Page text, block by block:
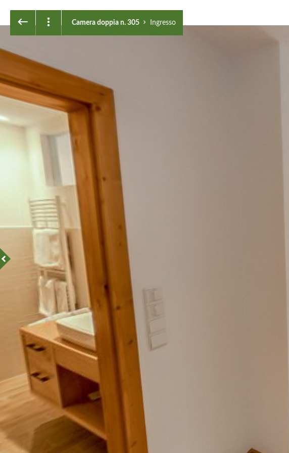
Camera doppia n. 305 Ingresso
Ingresso
Ingresso
Badezimmer
Bagno
WC
WC
Kinderzimmer
Stanza per bambini
Schlafzimmer Nr. 106
Camera da letto n. 106
Balcone
Eingang
Ingresso
Badezimmer
Kinderzimmer
Stanza per bambini
Schlafzimmer Nr. 305
Camera da letto n. 305
Balkon
Balcone